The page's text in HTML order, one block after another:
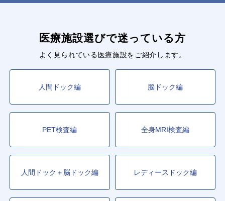
医療施設選びで迷っている方
よく見られている医療施設をご紹介します。
人間ドック編 脳ドック編
PET検査編 全身MRI検査編
人間ドック＋脳ドック編 レディースドック編